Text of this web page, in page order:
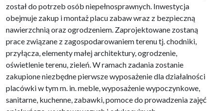
został do potrzeb osób niepełnosprawnych. Inwestycja
obejmuje zakup i montaż placu zabaw wraz z bezpieczną
nawierzchnią oraz ogrodzeniem. Zaprojektowane zostaną
prace związane z zagospodarowaniem terenu tj. chodniki,
przyłącza, elementy małej architektury, ogrodzenie,
oświetlenie terenu, zieleń. W ramach zadania zostanie
zakupione niezbędne pierwsze wyposażenie dla działalności
placówki w tym m. in. meble, wyposażenie wypoczynkowe,
sanitarne, kuchenne, zabawki, pomoce do prowadzenia zajęć